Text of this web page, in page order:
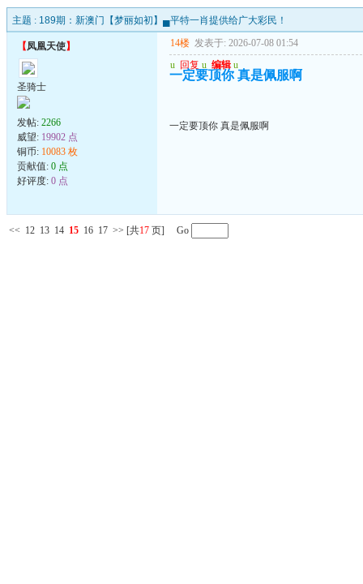
主题 : 189期：新澳门【梦丽如初】▄平特一肖提供给广大彩民！
【凤凰天使】
圣骑士
发帖: 2266
威望: 19902 点
铜币: 10083 枚
贡献值: 0 点
好评度: 0 点
14楼 发表于: 2026-07-08 01:54
u 回复 u 编辑 u
一定要顶你 真是佩服啊
一定要顶你 真是佩服啊
<< 12 13 14 15 16 17 >> [共17 页] Go